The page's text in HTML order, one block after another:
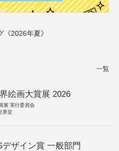
2026年夏》
一覧
絵画大賞展 2026
展 実行委員会
界堂
デザイン賞 一般部門